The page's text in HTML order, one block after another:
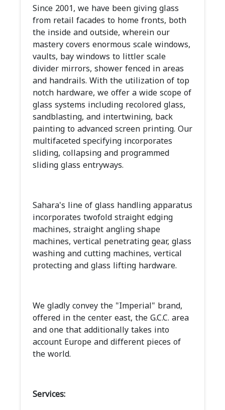
Since 2001, we have been giving glass
from retail facades to home fronts, both
the inside and outside, wherein our
mastery covers enormous scale windows,
vaults, bay windows to littler scale
divider mirrors, shower fenced in areas
and handrails. With the utilization of top
notch hardware, we offer a wide scope of
glass systems including recolored glass,
sandblasting, and intertwining, back
painting to advanced screen printing. Our
multifaceted specifying incorporates
sliding, collapsing and programmed
sliding glass entryways.
Sahara's line of glass handling apparatus
incorporates twofold straight edging
machines, straight angling shape
machines, vertical penetrating gear, glass
washing and cutting machines, vertical
protecting and glass lifting hardware.
We gladly convey the "Imperial" brand,
offered in the center east, the G.C.C. area
and one that additionally takes into
account Europe and different pieces of
the world.
Services: